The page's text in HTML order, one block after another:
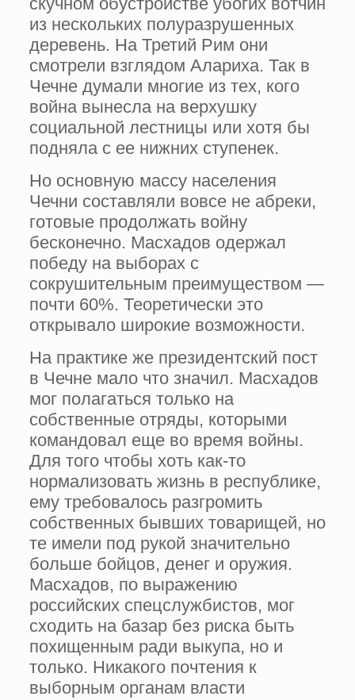
из нескольких полуразрушенных
деревень. На Третий Рим они
смотрели взглядом Алариха. Так в
Чечне думали многие из тех, кого
война вынесла на верхушку
социальной лестницы или хотя бы
подняла с ее нижних ступенек.
Но основную массу населения
Чечни составляли вовсе не абреки,
готовые продолжать войну
бесконечно. Масхадов одержал
победу на выборах с
сокрушительным преимуществом —
почти 60%. Теоретически это
открывало широкие возможности.
На практике же президентский пост
в Чечне мало что значил. Масхадов
мог полагаться только на
собственные отряды, которыми
командовал еще во время войны.
Для того чтобы хоть как-то
нормализовать жизнь в республике,
ему требовалось разгромить
собственных бывших товарищей, но
те имели под рукой значительно
больше бойцов, денег и оружия.
Масхадов, по выражению
российских спецслужбистов, мог
сходить на базар без риска быть
похищенным ради выкупа, но и
только. Никакого почтения к
выборным органам власти